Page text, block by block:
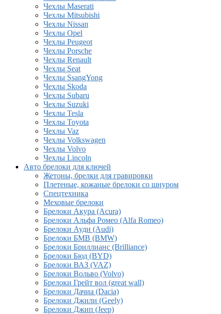
Чехлы Maserati
Чехлы Mitsubishi
Чехлы Nissan
Чехлы Opel
Чехлы Peugeot
Чехлы Porsche
Чехлы Renault
Чехлы Seat
Чехлы SsangYong
Чехлы Skoda
Чехлы Subaru
Чехлы Suzuki
Чехлы Tesla
Чехлы Toyota
Чехлы Vaz
Чехлы Volkswagen
Чехлы Volvo
Чехлы Lincoln
Авто брелоки для ключей
Жетоны, брелки для гравировки
Плетеные, кожаные брелоки со шнуром
Спецтехника
Меховые брелоки
Брелоки Акура (Acura)
Брелоки Альфа Ромео (Alfa Romeo)
Брелоки Ауди (Audi)
Брелоки БМВ (BMW)
Брелоки Бриллианс (Brilliance)
Брелоки Бюд (BYD)
Брелоки ВАЗ (VAZ)
Брелоки Вольво (Volvo)
Брелоки Грейт вол (great wall)
Брелоки Дачиа (Dacia)
Брелоки Джили (Geely)
Брелоки Джип (Jeep)